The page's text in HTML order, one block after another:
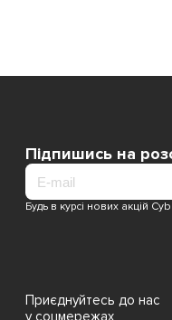
Підпишись на
Будь в курсі нових акцій
Приєднуйтесь до нас
у соцмережах